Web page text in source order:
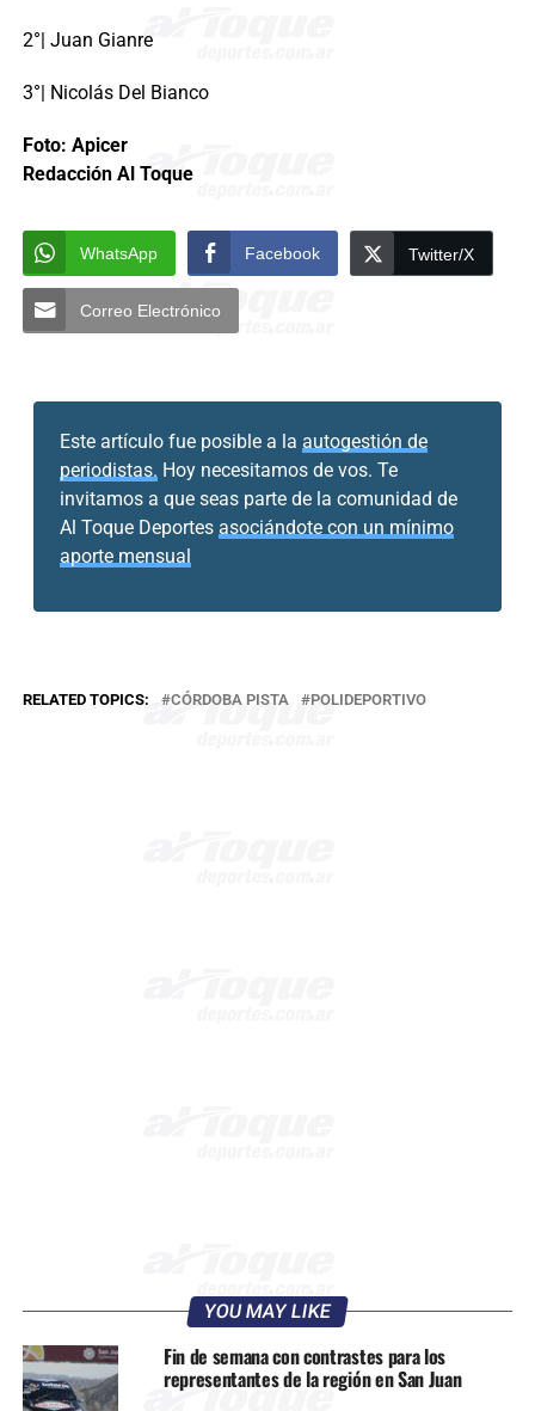
2°| Juan Gianre
3°| Nicolás Del Bianco
Foto: Apicer
Redacción Al Toque
WhatsApp Facebook Twitter/X
Correo Electrónico
Este artículo fue posible a la autogestión de
periodistas. Hoy necesitamos de vos. Te
invitamos a que seas parte de la comunidad de
Al Toque Deportes asociándote con un mínimo
aporte mensual
RELATED TOPICS: CÓRDOBA PISTA POLIDEPORTIVO
YOU MAY LIKE
Fin de semana con contrastes para los
representantes de la región en San Juan